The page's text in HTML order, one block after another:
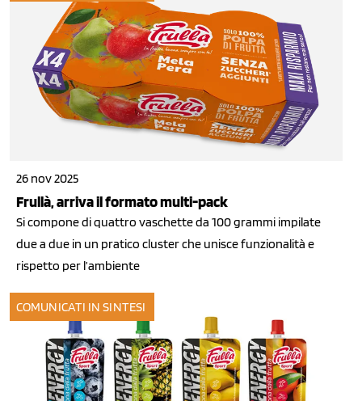
26 nov 2025
Frullà, arriva il formato multi-pack
Si compone di quattro vaschette da 100 grammi impilate
due a due in un pratico cluster che unisce funzionalità e
rispetto per l’ambiente
COMUNICATI IN SINTESI